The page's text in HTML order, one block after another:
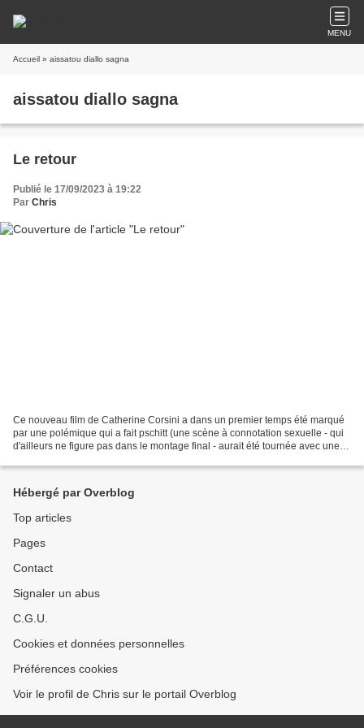
MENU
Accueil » aissatou diallo sagna
aissatou diallo sagna
Le retour
Publié le 17/09/2023 à 19:22
Par Chris
Ce nouveau film de Catherine Corsini a dans un premier temps été marqué
par une polémique qui a fait pschitt (une scène à connotation sexuelle - qui
d'ailleurs ne figure pas dans le montage final - aurait été tournée avec une
Hébergé par Overblog
Top articles
Pages
Contact
Signaler un abus
C.G.U.
Cookies et données personnelles
Préférences cookies
Voir le profil de Chris sur le portail Overblog